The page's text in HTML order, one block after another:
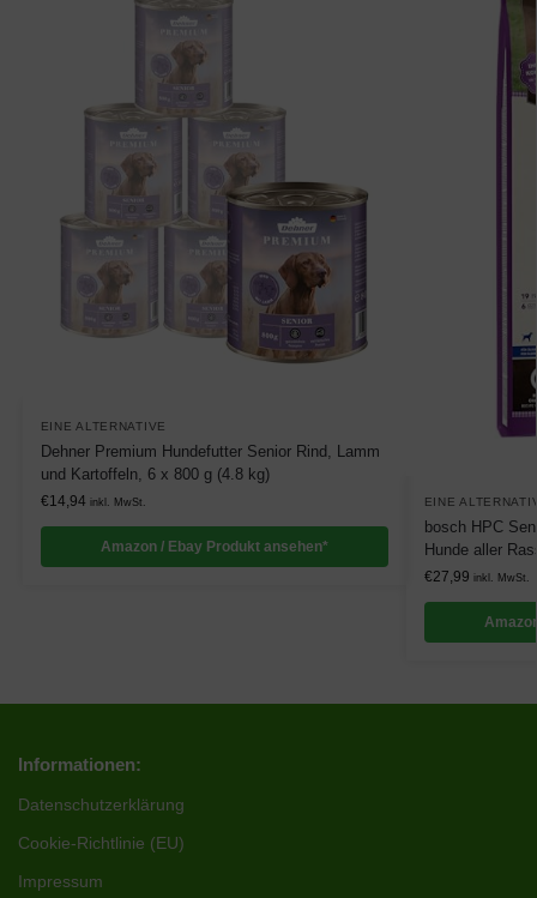
EINE ALTERNATIVE
Dehner Premium Hundefutter Senior Rind, Lamm
und Kartoffeln, 6 x 800 g (4.8 kg)
€14,94 inkl. MwSt.
Amazon / Ebay Produkt ansehen*
EINE
bosch HPC
Hunde aller
€27,99 inkl. MwSt.
Informationen:
Datenschutzerklärung
Cookie-Richtlinie (EU)
Impressum